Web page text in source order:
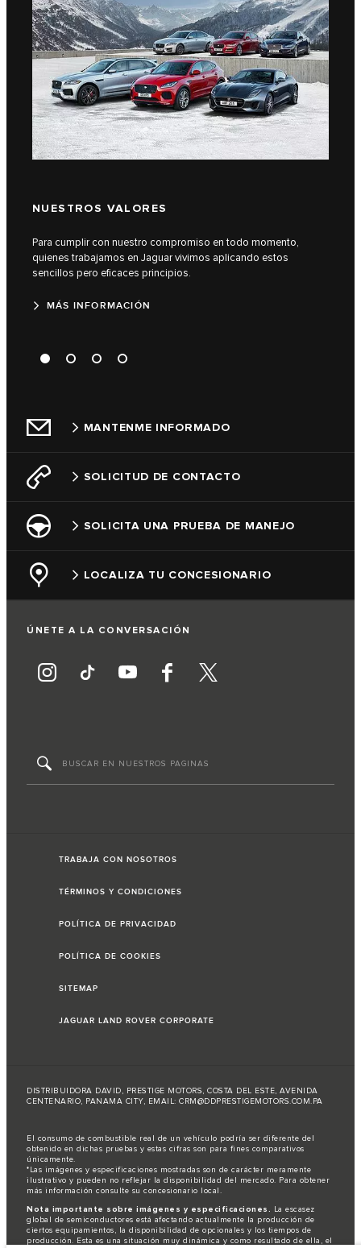
NUESTROS VALORES
Para cumplir con nuestro compromiso en todo momento,
quienes trabajamos en Jaguar vivimos aplicando estos
sencillos pero eficaces principios.
MÁS INFORMACIÓN
MANTENME INFORMADO
SOLICITUD DE CONTACTO
SOLICITA UNA PRUEBA DE MANEJO
LOCALIZA TU CONCESIONARIO
ÚNETE A LA CONVERSACIÓN
TRABAJA CON NOSOTROS
TÉRMINOS Y CONDICIONES
POLÍTICA DE PRIVACIDAD
POLÍTICA DE COOKIES
SITEMAP
JAGUAR LAND ROVER CORPORATE
DISTRIBUIDORA DAVID, PRESTIGE MOTORS, COSTA DEL ESTE, AVENIDA
CENTENARIO, PANAMA CITY, EMAIL: CRM@DDPRESTIGEMOTORS.COM.PA
El consumo de combustible real de un vehículo podría ser diferente del
obtenido en dichas pruebas y estas cifras son para fines comparativos
únicamente.
*Las imágenes y especificaciones mostradas son de carácter meramente
ilustrativo y pueden no reflejar la disponibilidad del mercado. Para obtener
más información consulte su concesionario local.
Nota importante sobre imágenes y especificaciones. La escasez
global de semiconductores está afectando actualmente la producción de
ciertos equipamientos, la disponibilidad de opcionales y los tiempos de
producción. Esta es una situación muy dinámica y como resultado de ella, el